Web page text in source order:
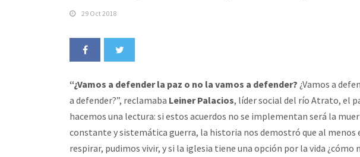
29 Oct 2018
“¿Vamos a defender la paz o no la vamos a defender? ¿Vamos a
a defender?”, reclamaba Leiner Palacios, líder social del río Atrato, el
hacemos una lectura: si estos acuerdos no se implementan será la
constante y sistemática guerra, la historia nos demostró que al menos
respirar, pudimos vivir, y si la iglesia tiene una opción por la vida ¿cómo